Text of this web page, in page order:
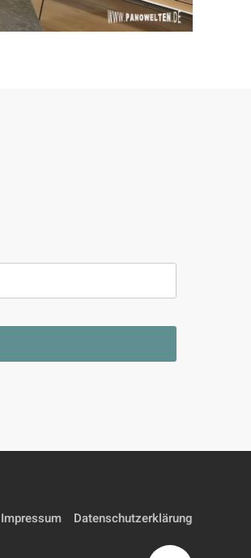
Impressum Datenschutz­erklärung